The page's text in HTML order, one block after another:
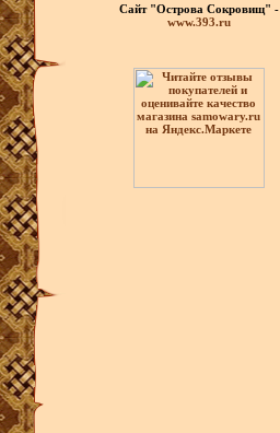
Сайт "Острова Сокровищ" -
www.393.ru